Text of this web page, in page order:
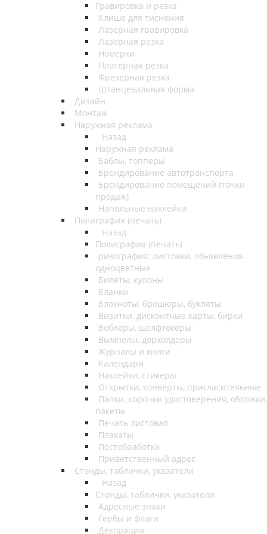
Гравировка и резка
Клише для тиснения
Лазерная гравировка
Лазерная резка
Номерки
Плотерная резка
Фрезерная резка
Штанцевальная форма
Дизайн
Монтаж
Наружная реклама
Назад
Наружная реклама
Баблы, топперы
Брендирование автотранспорта
Брендирование помещений (точки
продаж)
Напольные наклейки
Полиграфия (печать)
Назад
Полиграфия (печать)
ризография: листовки, обьявления
одноцветные
Билеты, купоны
Бланки
Блокноты, брошюры, буклеты
Визитки, дисконтные карты, бирки
Воблеры, шелфтокеры
Вымпелы, дорхолдеры
Журналы и книги
Календари
Наклейки, стикеры
Открытки, конверты, пригласительные
Папки, корочки удостоверения, обложки,
пакеты
Печать листовая
Плакаты
Постобработка
Приветственный адрес
Стенды, таблички, указатели
Назад
Стенды, таблички, указатели
Адресные знаки
Гербы и флаги
Декорации